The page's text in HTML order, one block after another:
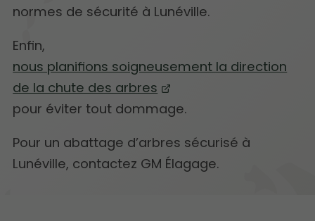
normes de sécurité à Lunéville.
Enfin,
nous planifions soigneusement la direction
de la chute des arbres
pour éviter tout dommage.
Pour un abattage d’arbres sécurisé à
Lunéville, contactez GM Élagage.